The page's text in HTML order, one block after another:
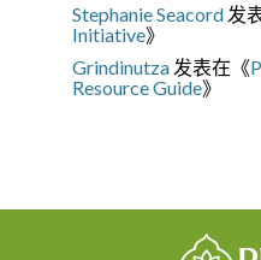
Stephanie Seacord 发
Initiative》
Grindinutza 发表在《
Resource Guide》